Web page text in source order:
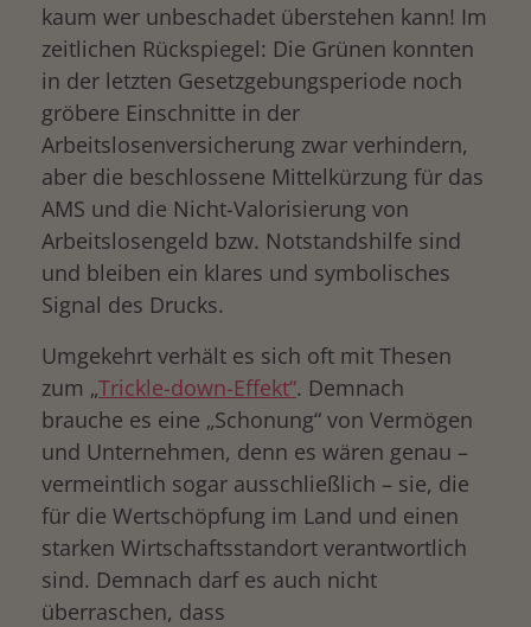
kaum wer unbeschadet überstehen kann! Im
zeitlichen Rückspiegel: Die Grünen konnten
in der letzten Gesetzgebungsperiode noch
gröbere Einschnitte in der
Arbeitslosenversicherung zwar verhindern,
aber die beschlossene Mittelkürzung für das
AMS und die Nicht-Valorisierung von
Arbeitslosengeld bzw. Notstandshilfe sind
und bleiben ein klares und symbolisches
Signal des Drucks.
Umgekehrt verhält es sich oft mit Thesen
zum „Trickle-down-Effekt“. Demnach
brauche es eine „Schonung“ von Vermögen
und Unternehmen, denn es wären genau –
vermeintlich sogar ausschließlich – sie, die
für die Wertschöpfung im Land und einen
starken Wirtschaftsstandort verantwortlich
sind. Demnach darf es auch nicht
überraschen, dass